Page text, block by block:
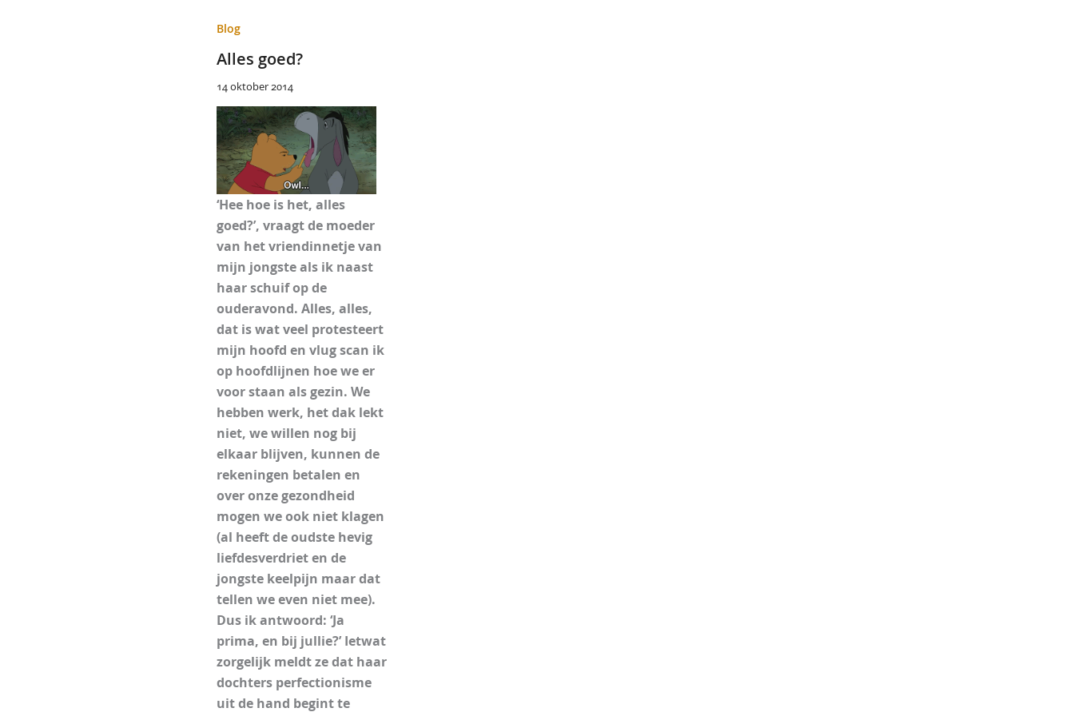
Blog
Alles goed?
14 oktober 2014
‘Hee hoe is het, alles
goed?’, vraagt de moeder
van het vriendinnetje van
mijn jongste als ik naast
haar schuif op de
ouderavond. Alles, alles,
dat is wat veel protesteert
mijn hoofd en vlug scan ik
op hoofdlijnen hoe we er
voor staan als gezin. We
hebben werk, het dak lekt
niet, we willen nog bij
elkaar blijven, kunnen de
rekeningen betalen en
over onze gezondheid
mogen we ook niet klagen
(al heeft de oudste hevig
liefdesverdriet en de
jongste keelpijn maar dat
tellen we even niet mee).
Dus ik antwoord: ‘Ja
prima, en bij jullie?’ Ietwat
zorgelijk meldt ze dat haar
dochters perfectionisme
uit de hand begint te